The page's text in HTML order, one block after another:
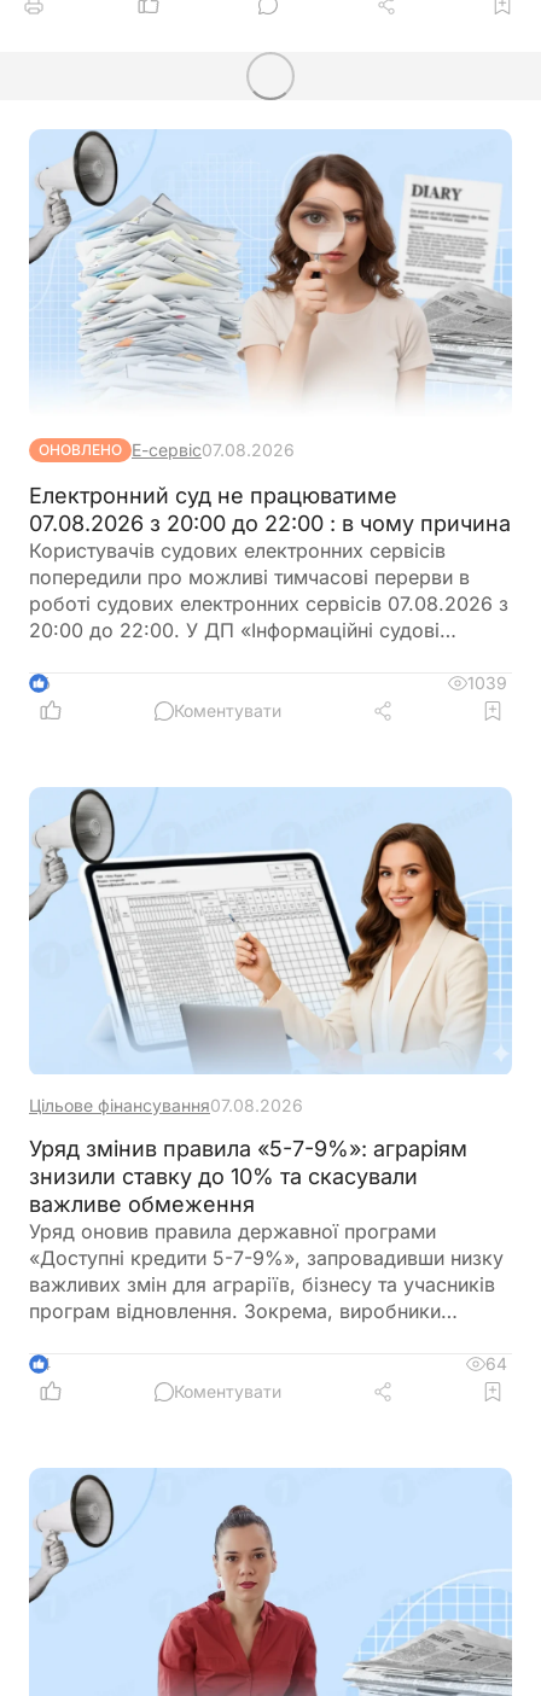
ОНОВЛЕНО Е-сервіс07.08.2026
Електронний суд не працюватиме
07.08.2026 з 20:00 до 22:00 : в чому причина
Користувачів судових електронних сервісів
попередили про можливі тимчасові перерви в
роботі судових електронних сервісів 07.08.2026 з
20:00 до 22:00. У ДП «Інформаційні судові
час планування роботи із сервісами
6
1039
Коментувати
Цільове фінансування07.08.2026
Уряд змінив правила «5-7-9%»: аграріям
знизили ставку до 10% та скасували
важливе обмеження
Уряд оновив правила державної програми
«Доступні кредити 5-7-9%», запровадивши низку
важливих змін для аграріїв, бізнесу та учасників
програм відновлення. Зокрема, виробники
більше можливостей для фінансування
оборотного капіталу за нижчою ставкою, а з 1
4
64
Коментувати